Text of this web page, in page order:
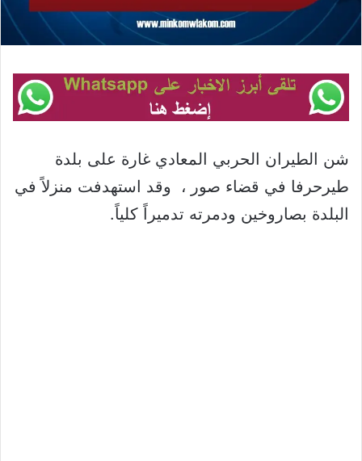
شن الطيران الحربي المعادي غارة على بلدة
طيرحرفا في قضاء صور ، وقد استهدفت منزلاً في
البلدة بصاروخين ودمرته تدميراً كلياً.